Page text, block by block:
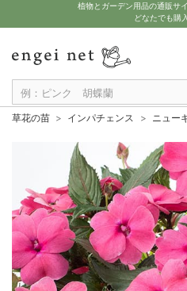
植物とガーデン用品の通販サ
どなたでも購
草花の苗 インパチェンス ニュー